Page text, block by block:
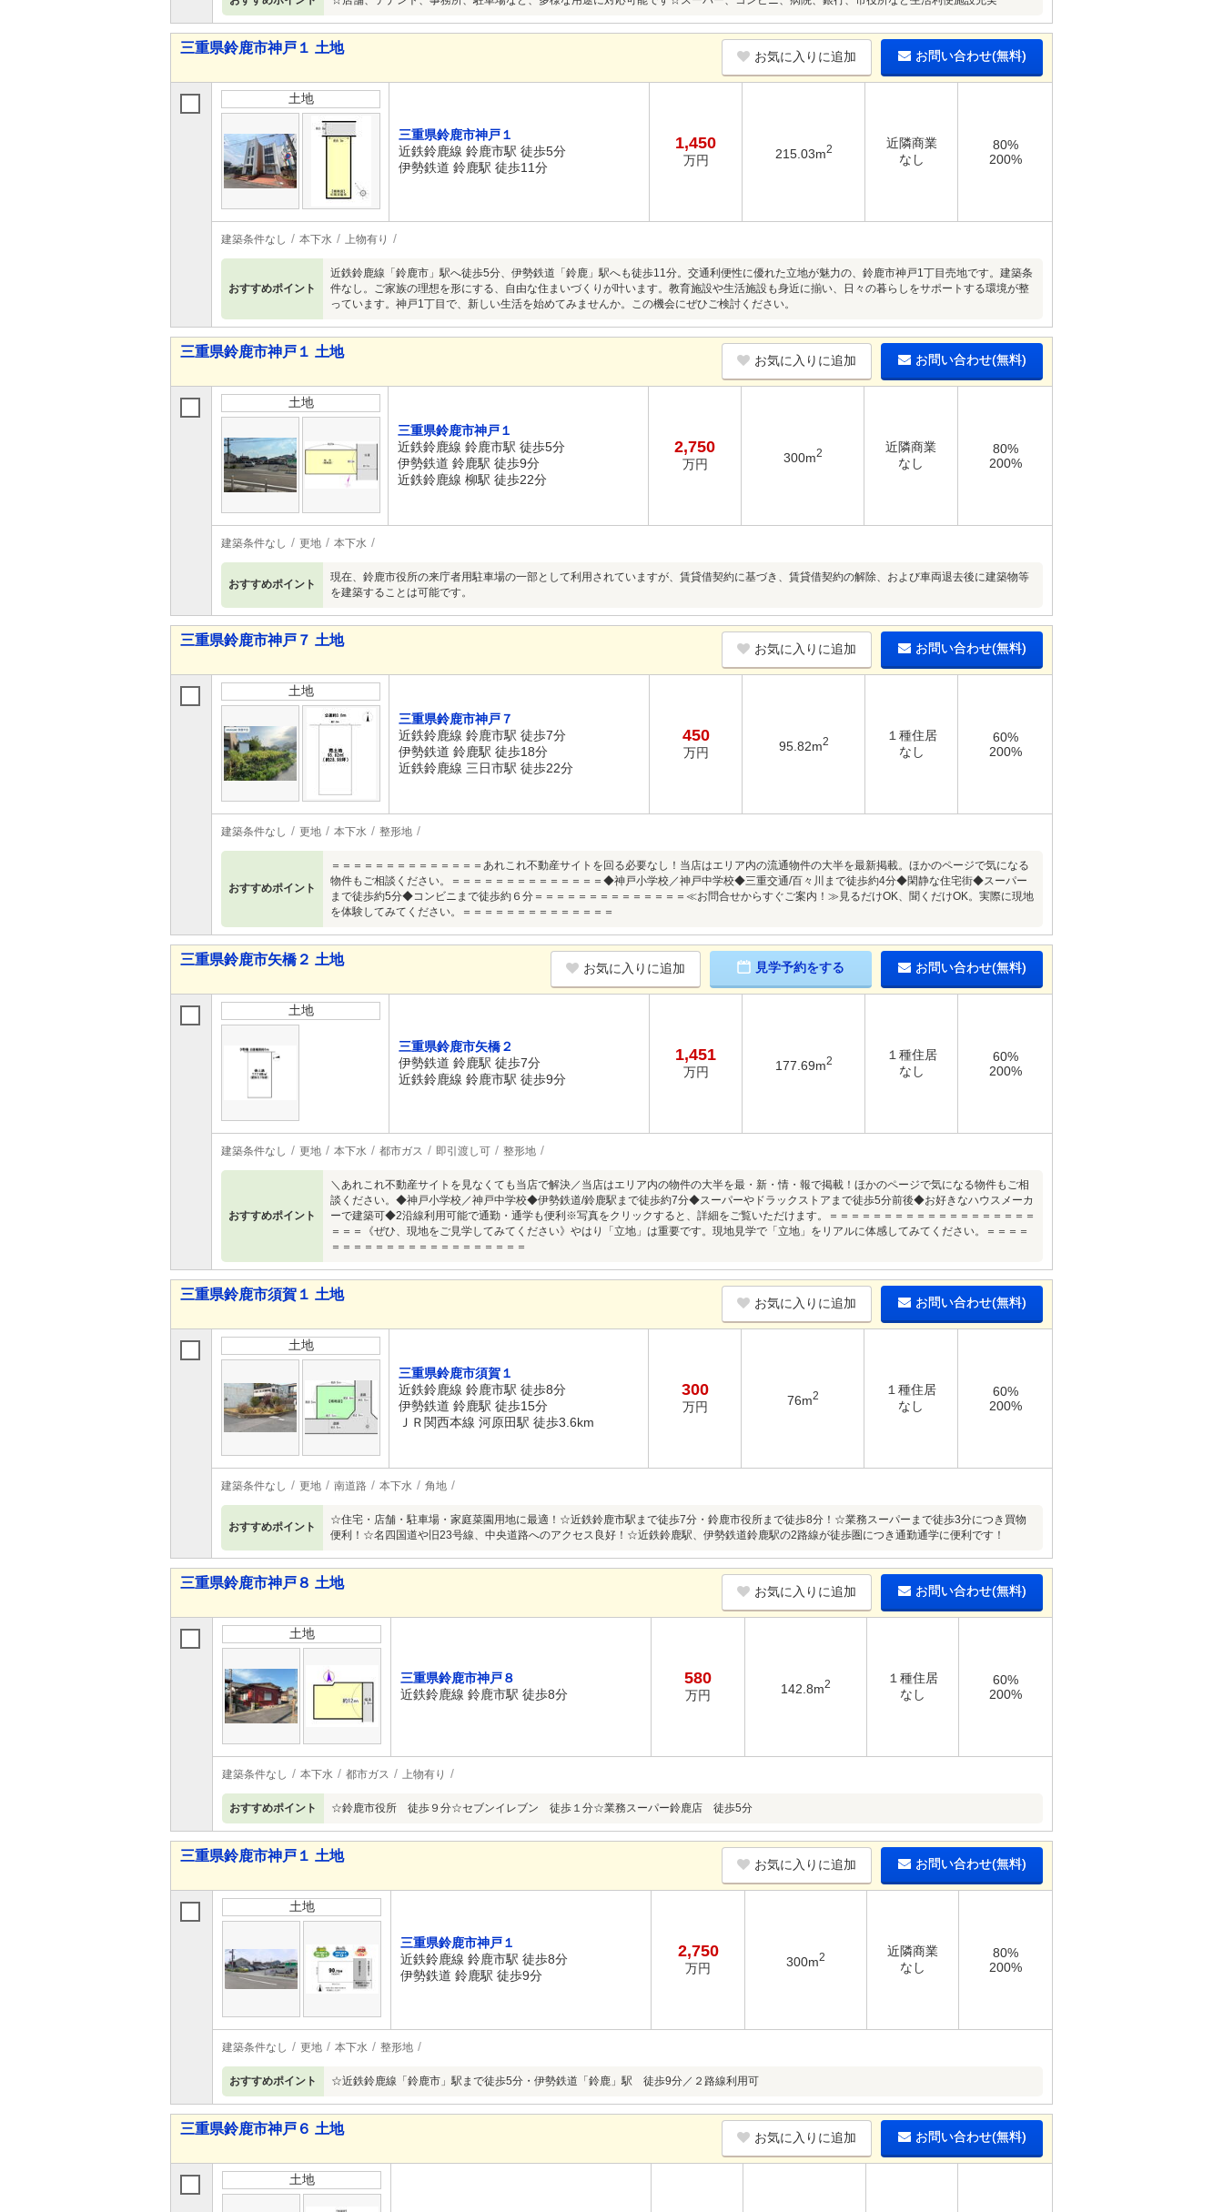
三重県鈴鹿市神戸１ 土地
お気に入りに追加 お問い合わせ(無料)
土地
三重県鈴鹿市神戸１
近鉄鈴鹿線 鈴鹿市駅 徒歩5分
伊勢鉄道 鈴鹿駅 徒歩11分
1,450
万円 215.03m2
近隣商業
なし
80%
200%
建築条件なし 本下水 上物有り
おすすめポイント
近鉄鈴鹿線「鈴鹿市」駅へ徒歩5分、伊勢鉄道「鈴鹿」駅へも徒歩11分。交通利便性に優れた立地が魅力の、鈴鹿市神戸1丁目売地です。建築条
件なし。ご家族の理想を形にする、自由な住まいづくりが叶います。教育施設や生活施設も身近に揃い、日々の暮らしをサポートする環境が整
っています。神戸1丁目で、新しい生活を始めてみませんか。この機会にぜひご検討ください。
三重県鈴鹿市神戸１ 土地
お気に入りに追加 お問い合わせ(無料)
土地
三重県鈴鹿市神戸１
近鉄鈴鹿線 鈴鹿市駅 徒歩5分
伊勢鉄道 鈴鹿駅 徒歩9分
近鉄鈴鹿線 柳駅 徒歩22分
2,750
万円 300m2
近隣商業
なし
80%
200%
建築条件なし 更地 本下水
おすすめポイント
現在、鈴鹿市役所の来庁者用駐車場の一部として利用されていますが、賃貸借契約に基づき、賃貸借契約の解除、および車両退去後に建築物等
を建築することは可能です。
三重県鈴鹿市神戸７ 土地
お気に入りに追加 お問い合わせ(無料)
土地
三重県鈴鹿市神戸７
近鉄鈴鹿線 鈴鹿市駅 徒歩7分
伊勢鉄道 鈴鹿駅 徒歩18分
近鉄鈴鹿線 三日市駅 徒歩22分
450
万円 95.82m2
１種住居
なし
60%
200%
建築条件なし 更地 本下水 整形地
おすすめポイント
＝＝＝＝＝＝＝＝＝＝＝＝＝＝あれこれ不動産サイトを回る必要なし！当店はエリア内の流通物件の大半を最新掲載。ほかのページで気になる
物件もご相談ください。＝＝＝＝＝＝＝＝＝＝＝＝＝＝◆神戸小学校／神戸中学校◆三重交通/百々川まで徒歩約4分◆閑静な住宅街◆スーパー
まで徒歩約5分◆コンビニまで徒歩約６分＝＝＝＝＝＝＝＝＝＝＝＝＝＝≪お問合せからすぐご案内！≫見るだけOK、聞くだけOK。実際に現地
を体験してみてください。＝＝＝＝＝＝＝＝＝＝＝＝＝＝
三重県鈴鹿市矢橋２ 土地
お気に入りに追加 見学予約をする お問い合わせ(無料)
土地
三重県鈴鹿市矢橋２
伊勢鉄道 鈴鹿駅 徒歩7分
近鉄鈴鹿線 鈴鹿市駅 徒歩9分
1,451
万円 177.69m2
１種住居
なし
60%
200%
建築条件なし 更地 本下水 都市ガス 即引渡し可 整形地
おすすめポイント
＼あれこれ不動産サイトを見なくても当店で解決／当店はエリア内の物件の大半を最・新・情・報で掲載！ほかのページで気になる物件もご相
談ください。◆神戸小学校／神戸中学校◆伊勢鉄道/鈴鹿駅まで徒歩約7分◆スーパーやドラックストアまで徒歩5分前後◆お好きなハウスメーカ
ーで建築可◆2沿線利用可能で通勤・通学も便利※写真をクリックすると、詳細をご覧いただけます。＝＝＝＝＝＝＝＝＝＝＝＝＝＝＝＝＝＝＝
＝＝＝《ぜひ、現地をご見学してみてください》やはり「立地」は重要です。現地見学で「立地」をリアルに体感してみてください。＝＝＝＝
＝＝＝＝＝＝＝＝＝＝＝＝＝＝＝＝＝＝
三重県鈴鹿市須賀１ 土地
お気に入りに追加 お問い合わせ(無料)
土地
三重県鈴鹿市須賀１
近鉄鈴鹿線 鈴鹿市駅 徒歩8分
伊勢鉄道 鈴鹿駅 徒歩15分
ＪＲ関西本線 河原田駅 徒歩3.6km
300
万円 76m2
１種住居
なし
60%
200%
建築条件なし 更地 南道路 本下水 角地
おすすめポイント
☆住宅・店舗・駐車場・家庭菜園用地に最適！☆近鉄鈴鹿市駅まで徒歩7分・鈴鹿市役所まで徒歩8分！☆業務スーパーまで徒歩3分につき買物
便利！☆名四国道や旧23号線、中央道路へのアクセス良好！☆近鉄鈴鹿駅、伊勢鉄道鈴鹿駅の2路線が徒歩圏につき通勤通学に便利です！
三重県鈴鹿市神戸８ 土地
お気に入りに追加 お問い合わせ(無料)
土地
三重県鈴鹿市神戸８
近鉄鈴鹿線 鈴鹿市駅 徒歩8分
580
万円 142.8m2
１種住居
なし
60%
200%
建築条件なし 本下水 都市ガス 上物有り
おすすめポイント ☆鈴鹿市役所 徒歩９分☆セブンイレブン 徒歩１分☆業務スーパー鈴鹿店 徒歩5分
三重県鈴鹿市神戸１ 土地
お気に入りに追加 お問い合わせ(無料)
土地
三重県鈴鹿市神戸１
近鉄鈴鹿線 鈴鹿市駅 徒歩8分
伊勢鉄道 鈴鹿駅 徒歩9分
2,750
万円 300m2
近隣商業
なし
80%
200%
建築条件なし 更地 本下水 整形地
おすすめポイント ☆近鉄鈴鹿線「鈴鹿市」駅まで徒歩5分・伊勢鉄道「鈴鹿」駅 徒歩9分／２路線利用可
三重県鈴鹿市神戸６ 土地
お気に入りに追加 お問い合わせ(無料)
土地